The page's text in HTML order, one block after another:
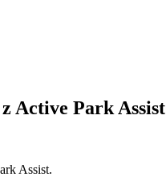
Active Park Assist
Assist.